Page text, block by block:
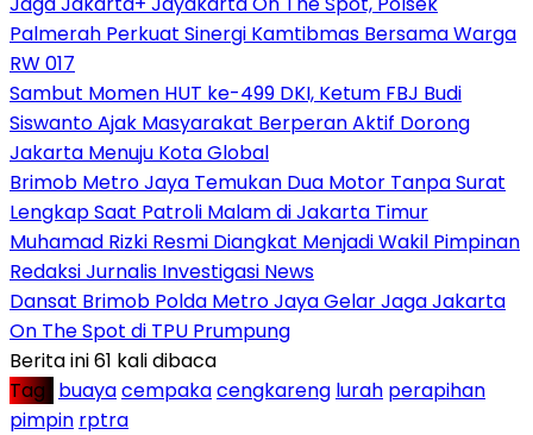
Palmerah Perkuat Sinergi Kamtibmas Bersama Warga
RW 017
Sambut Momen HUT ke-499 DKI, Ketum FBJ Budi
Siswanto Ajak Masyarakat Berperan Aktif Dorong
Jakarta Menuju Kota Global
Brimob Metro Jaya Temukan Dua Motor Tanpa Surat
Lengkap Saat Patroli Malam di Jakarta Timur
Muhamad Rizki Resmi Diangkat Menjadi Wakil Pimpinan
Redaksi Jurnalis Investigasi News
Dansat Brimob Polda Metro Jaya Gelar Jaga Jakarta
On The Spot di TPU Prumpung
Berita ini 61 kali dibaca
Tag : buayacempakacengkareng lurah perapihan
pimpin rptra